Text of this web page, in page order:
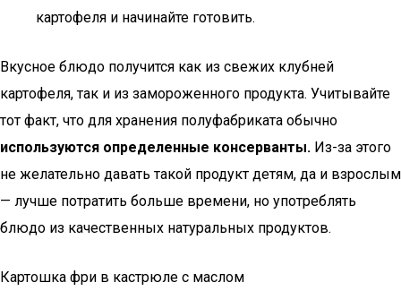
картофеля и начинайте готовить.
Вкусное блюдо получится как из свежих клубней
картофеля, так и из замороженного продукта. Учитывайте
тот факт, что для хранения полуфабриката обычно
используются определенные консерванты. Из-за этого
не желательно давать такой продукт детям, да и взрослым
— лучше потратить больше времени, но употреблять
блюдо из качественных натуральных продуктов.
Картошка фри в кастрюле с маслом